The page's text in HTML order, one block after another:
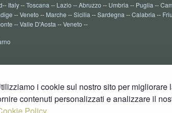
i cookie sul nostro sito per migliorare
contenuti personalizzati e analizzare il
-- Italy--Toscana -- Lazio --Abruzzo -- Umbria -- Puglia --
--Veneto -- Marche --Sicilia --Sardegna --Calabria --
--Valle D'Aosta --Veneto --